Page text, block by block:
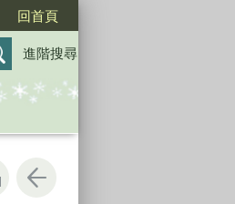
回首頁
進階搜尋